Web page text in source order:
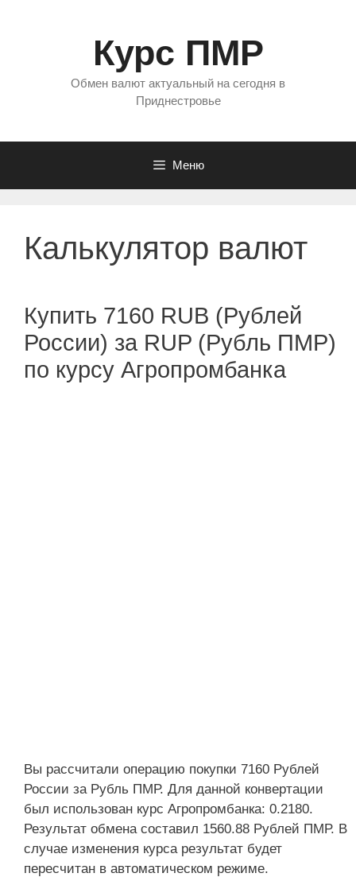
Курс ПМР
Обмен валют актуальный на сегодня в
Приднестровье
Меню
Калькулятор валют
Купить 7160 RUB (Рублей
России) за RUP (Рубль ПМР)
по курсу Агропромбанка
Вы рассчитали операцию покупки 7160 Рублей
России за Рубль ПМР. Для данной конвертации
был использован курс Агропромбанка: 0.2180.
Результат обмена составил 1560.88 Рублей ПМР. В
случае изменения курса результат будет
пересчитан в автоматическом режиме.